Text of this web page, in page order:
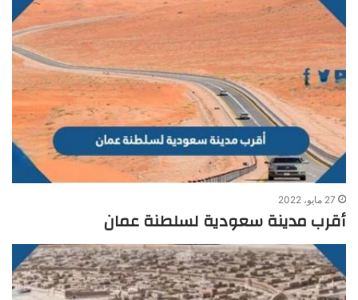
27 مايو، 2022
أقرب مدينة سعودية لسلطنة عمان